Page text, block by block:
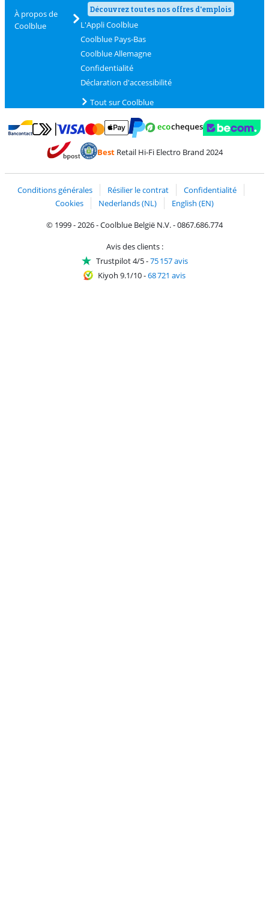
À propos de
Coolblue
Découvrez toutes nos offres d'emplois
L'Appli Coolblue
Coolblue Pays-Bas
Coolblue Allemagne
Confidentialité
Déclaration d'accessibilité
Tout sur Coolblue
Payer avec Bancontact
Payer avec MasterCard et Visa via ClickToPay
BestRetail Hi-Fi Electro Brand 2024
Conditions générales Résilier le contrat
Confidentialité
Cookies
Nederlands (NL)
English (EN)
© 1999 - 2026 - Coolblue België N.V. - 0867.686.774
Avis des clients :
Trustpilot 4/5-75 157 avis
Kiyoh 9.1/10-68 721 avis